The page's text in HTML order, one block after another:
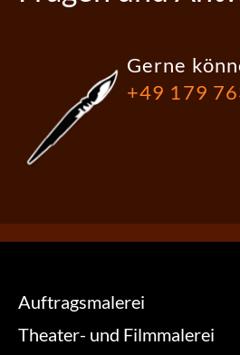
Gerne
+49 179
Auftragsmalerei
Theater- und Filmmalerei